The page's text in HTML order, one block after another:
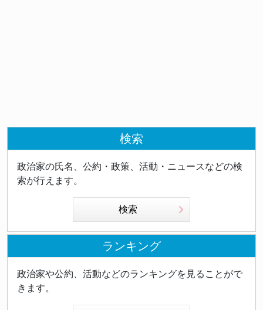
検索
政治家の氏名、公約・政策、活動・ニュースなどの検
索が行えます。
検索
ランキング
政治家や公約、活動などのランキングを見ることがで
きます。